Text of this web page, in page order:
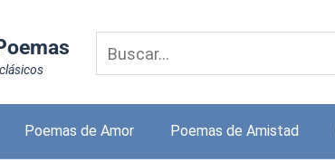
Poemas de Amor Poemas de Amistad